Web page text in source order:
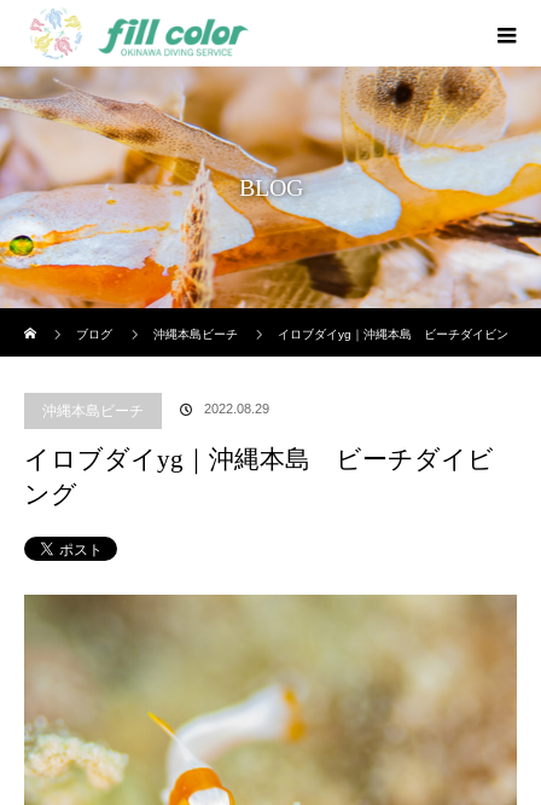
BLOG
ブログ
沖縄本島ビーチ イロブダイyg｜沖縄本島 ビーチダイビン
沖縄本島ビーチ 2022.08.29
イロブダイyg｜沖縄本島 ビーチダイビ
ング